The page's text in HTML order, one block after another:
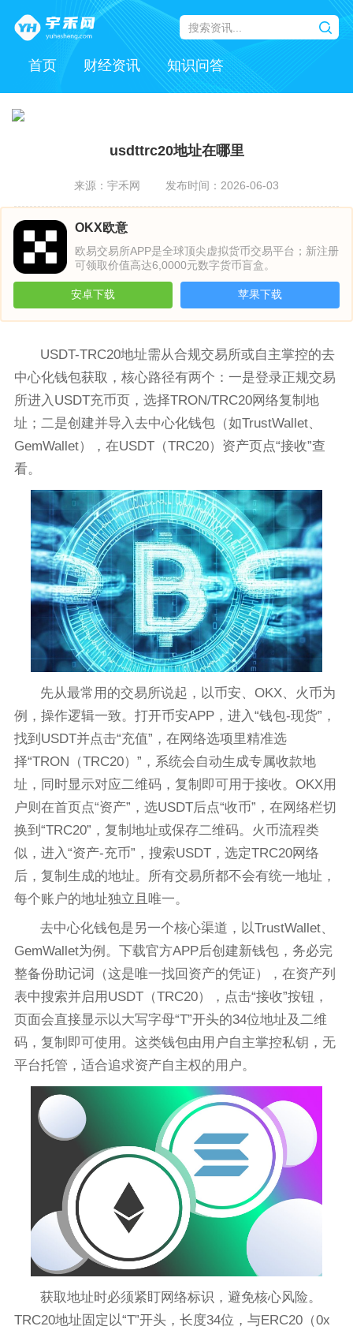
首页 财经资讯 知识问答
usdttrc20地址在哪里
来源：宇禾网 发布时间：2026-06-03
OKX欧意
欧易交易所APP是全球顶尖虚拟货币交易平台；新注册
可领取价值高达6,0000元数字货币盲盒。
安卓下载 苹果下载
USDT-TRC20地址需从合规交易所或自主掌控的去
中心化钱包获取，核心路径有两个：一是登录正规交易
所进入USDT充币页，选择TRON/TRC20网络复制地
址；二是创建并导入去中心化钱包（如TrustWallet、
GemWallet），在USDT（TRC20）资产页点“接收”查
看。
先从最常用的交易所说起，以币安、OKX、火币为
例，操作逻辑一致。打开币安APP，进入“钱包-现货”，
找到USDT并点击“充值”，在网络选项里精准选
择“TRON（TRC20）”，系统会自动生成专属收款地
址，同时显示对应二维码，复制即可用于接收。OKX用
户则在首页点“资产”，选USDT后点“收币”，在网络栏切
换到“TRC20”，复制地址或保存二维码。火币流程类
似，进入“资产-充币”，搜索USDT，选定TRC20网络
后，复制生成的地址。所有交易所都不会有统一地址，
每个账户的地址独立且唯一。
去中心化钱包是另一个核心渠道，以TrustWallet、
GemWallet为例。下载官方APP后创建新钱包，务必完
整备份助记词（这是唯一找回资产的凭证），在资产列
表中搜索并启用USDT（TRC20），点击“接收”按钮，
页面会直接显示以大写字母“T”开头的34位地址及二维
码，复制即可使用。这类钱包由用户自主掌控私钥，无
平台托管，适合追求资产自主权的用户。
获取地址时必须紧盯网络标识，避免核心风险。
TRC20地址固定以“T”开头，长度34位，与ERC20（0x